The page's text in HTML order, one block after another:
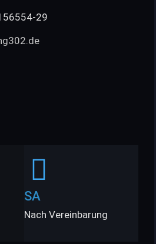
29
SA
Nach Vereinbarung